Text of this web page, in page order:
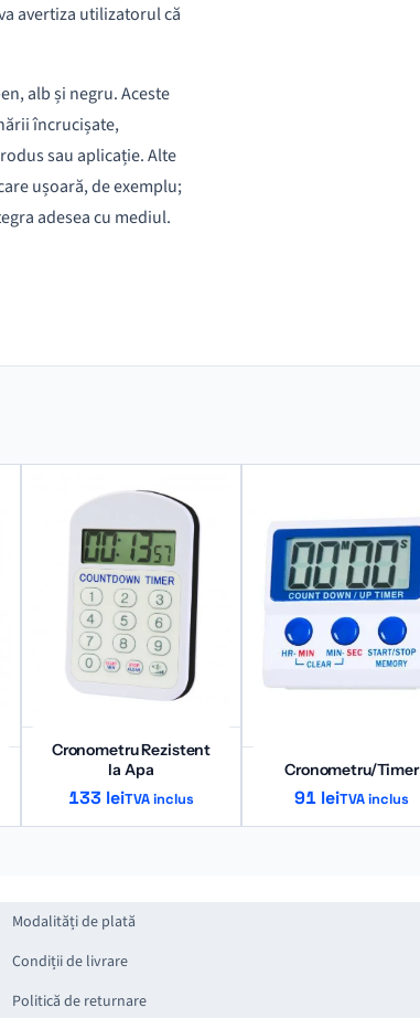
avertiza utilizatorul că
alb și negru. Aceste
încrucișate,
sau aplicație. Alte
ușoară, de exemplu;
adesea cu mediul.
Cronometru Rezistent
la Apa
133 leiTVA inclus
Cronometru/Timer
91 leiTVA inclus
Modalități de plată
Condiții de livrare
Politică de returnare